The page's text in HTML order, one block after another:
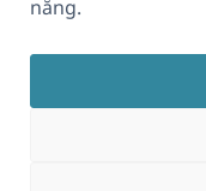
năng.